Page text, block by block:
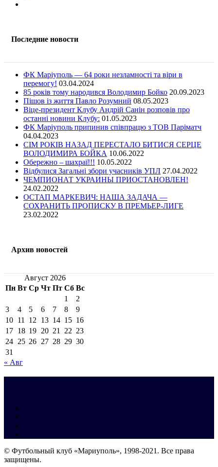
Последние новости
ФК Маріуполь — 64 роки незламності та віри в
перемогу! 03.04.2024
85 років тому народився Володимир Бойко 20.09.2023
Пішов із життя Павло Розумний 08.05.2023
Віце-президент Клубу Андрій Санін розповів про
останні новини Клубу: 01.05.2023
ФК Маріуполь припинив співпрацю з ТОВ Паріматч
04.04.2023
СІМ РОКІВ НАЗАД ПЕРЕСТАЛО БИТИСЯ СЕРЦЕ
ВОЛОДИМИРА БОЙКА 10.06.2022
Обережно – шахраї!!! 10.05.2022
Відбулися Загальні збори учасників УПЛ 27.04.2022
ЧЕМПИОНАТ УКРАИНЫ ПРИОСТАНОВЛЕН!
24.02.2022
ОСТАП МАРКЕВИЧ: НАША ЗАДАЧА —
СОХРАНИТЬ ПРОПИСКУ В ПРЕМЬЕР-ЛИГЕ
23.02.2022
Архив новостей
Август 2026
Пн Вт Ср Чт Пт Сб Вс
1
2
3
4 5 6 7 8
9
10 11 12 13 14 15 16
17 18 19 20 21 22 23
24 25 26 27 28 29 30
31
« Авг
© Футбольный клуб «Мариуполь», 1998-2021. Все права
защищены.